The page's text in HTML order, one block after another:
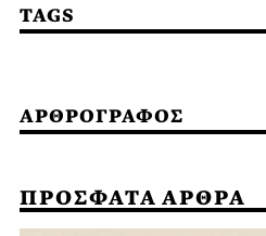
TAGS
ΑΡΘΡΟΓΡΑΦΟΣ
ΠΡΟΣΦΑΤΑ ΑΡΘΡΑ